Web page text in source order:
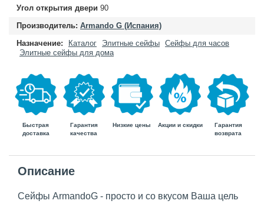
Угол открытия двери 90
Производитель: Armando G (Испания)
Назначение:
Каталог Элитные сейфы Сейфы для часов
Элитные сейфы для дома
Быстрая
доставка
Гарантия
качества
Низкие цены Акции и скидки
Гарантия
возврата
Описание
Сейфы ArmandoG - просто и со вкусом Ваша цель